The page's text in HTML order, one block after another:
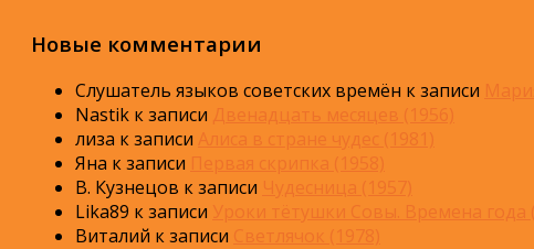
Новые комментарии
Слушатель языков советских времён к записи
Nastik к записи Двенадцать месяцев (1956)
лиза к записи Алиса в стране чудес (1981)
Яна к записи Первая скрипка (1958)
В. Кузнецов к записи Чудесница (1957)
Lika89 к записи Уроки тётушки Совы. Времена года
Виталий к записи Светлячок (1978)